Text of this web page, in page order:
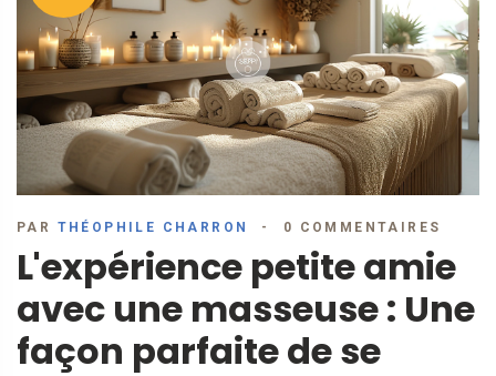
PAR THÉOPHILE CHARRON 0 COMMENTAIRES
L'expérience petite amie
avec une masseuse : Une
façon parfaite de se